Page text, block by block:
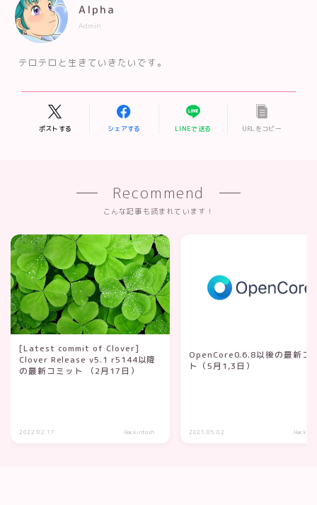
Alpha
Admin
テロテロと生きていきたいです。
ポストする シェアする LINEで送る URLをコピー
Recommend
こんな記事も読まれています！
[Latest commit of Clover]
Clover Release v5.1 r5144以降
の最新コミット （2月17日）
2022.02.17 Hackintosh
OpenCore0.6.8以後の最新コ
ト（5月1,3日）
2021.05.02